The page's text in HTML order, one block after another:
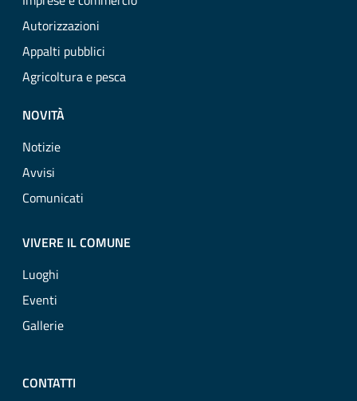
Autorizzazioni
Appalti pubblici
Agricoltura e pesca
NOVITÀ
Notizie
Avvisi
Comunicati
VIVERE IL COMUNE
Luoghi
Eventi
Gallerie
CONTATTI